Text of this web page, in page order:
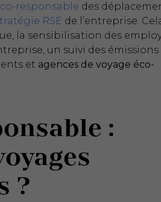
responsable des
RSE de l’entreprise.
la sensibilisation des
un suivi des émissions
et agences de voyage éco-
:
?